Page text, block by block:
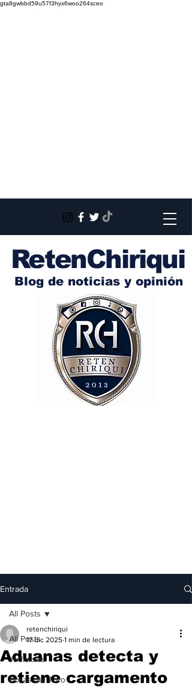
gta8gwbbd59u57f3hyx6woo264sceo
RetenChiriqui
Blog de noticias y opinión
Entrada
All Posts
Judiciales
Bocas del Toro
All Posts
Aduanas detecta y
retiene cargamento
retenchiriqui
17 dic 2025 1 min de lectura